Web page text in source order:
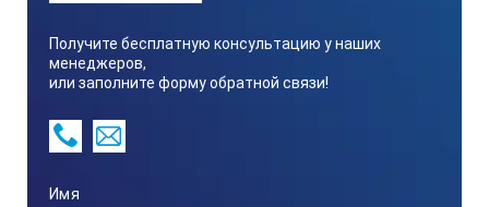
Получите бесплатную консультацию у наших
менеджеров,
или заполните форму обратной связи!